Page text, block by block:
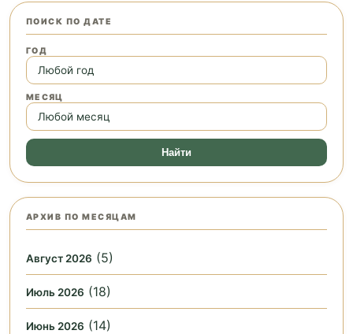
ПОИСК ПО ДАТЕ
ГОД
МЕСЯЦ
Найти
АРХИВ ПО МЕСЯЦАМ
Август 2026 (5)
Июль 2026 (18)
Июнь 2026 (14)